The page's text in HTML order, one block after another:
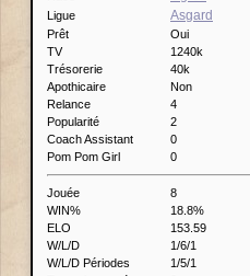
Ligue Asgard
Prêt
Oui
TV
1240k
Trésorerie
40k
Apothicaire
Non
Relance
4
Popularité
2
Coach Assistant
0
Pom Pom Girl
0
Jouée
8
WIN%
18.8%
ELO
153.59
W/L/D
1/6/1
W/L/D Périodes
1/5/1